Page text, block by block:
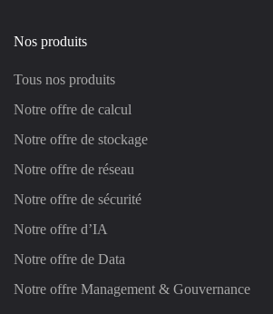
Nos produits
Tous nos produits
Notre offre de calcul
Notre offre de stockage
Notre offre de réseau
Notre offre de sécurité
Notre offre d’IA
Notre offre de Data
Notre offre Management & Gouvernance